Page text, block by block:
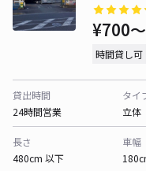
¥700〜
時間貸し可
貸出時間
24時間営業
タイ
立体
長さ
480cm 以下
車幅